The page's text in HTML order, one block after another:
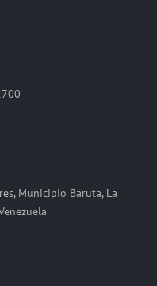
Municipio Baruta, La